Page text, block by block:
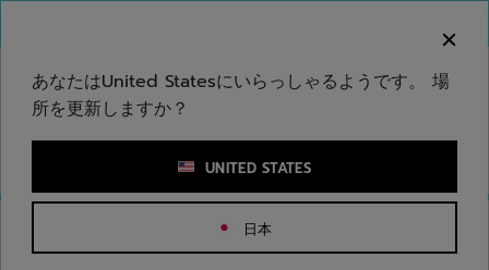
みです。
キーワードまたは商品番号を入力する
あなたはUnited Statesにいらっしゃるようです。 場
所を更新しますか？
UNITED STATES
日本